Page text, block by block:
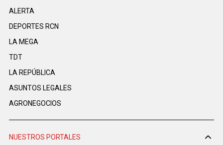
ALERTA
DEPORTES RCN
LA MEGA
TDT
LA REPÚBLICA
ASUNTOS LEGALES
AGRONEGOCIOS
NUESTROS PORTALES